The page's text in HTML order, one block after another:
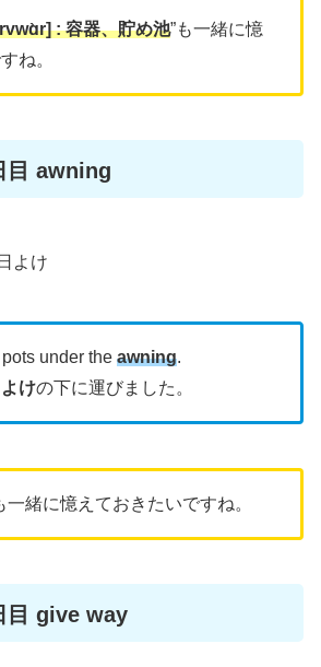
: 容器、貯め池”も一緒に憶
ね。
目 awning
よけ
pots under the awning.
よけの下に運びました。
一緒に憶えておきたいですね。
目 give way